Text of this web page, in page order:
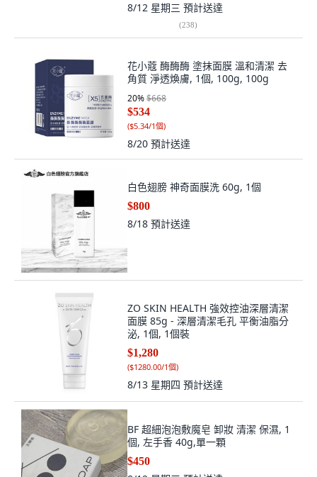
8/12 星期三 預計送達
(238)
花小蔻 酶酶酶 塗抹面膜 溫和清潔 去
角質 淨透煥膚, 1個, 100g, 100g
20%$668
$534
($5.34/1個)
8/20 預計送達
白色翅膀 神奇面膜洗 60g, 1個
$800
8/18 預計送達
ZO SKIN HEALTH 強效控油深層清潔
面膜 85g - 深層清潔毛孔 平衡油脂分
泌, 1個, 1個裝
$1,280
($1280.00/1個)
8/13 星期四 預計送達
BF 超細泡泡敷魔皂 卸妝 清潔 保濕, 1
個, 左手香 40g,單一顆
$450